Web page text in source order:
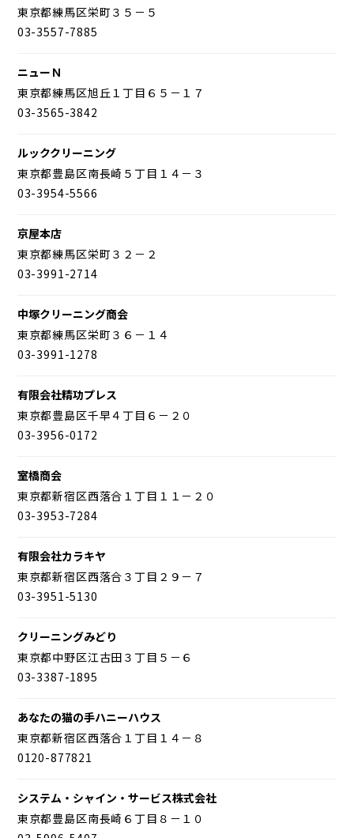
東京都練馬区栄町３５－５
03-3557-7885
ニューＮ
東京都練馬区旭丘１丁目６５－１７
03-3565-3842
ルッククリーニング
東京都豊島区南長崎５丁目１４－３
03-3954-5566
京屋本店
東京都練馬区栄町３２－２
03-3991-2714
中塚クリーニング商会
東京都練馬区栄町３６－１４
03-3991-1278
有限会社精功プレス
東京都豊島区千早４丁目６－２０
03-3956-0172
室橋商会
東京都新宿区西落合１丁目１１－２０
03-3953-7284
有限会社カラキヤ
東京都新宿区西落合３丁目２９－７
03-3951-5130
クリーニングみどり
東京都中野区江古田３丁目５－６
03-3387-1895
あなたの猫の手ハニーハウス
東京都新宿区西落合１丁目１４－８
0120-877821
システム・シャイン・サービス株式会社
東京都豊島区南長崎６丁目８－１０